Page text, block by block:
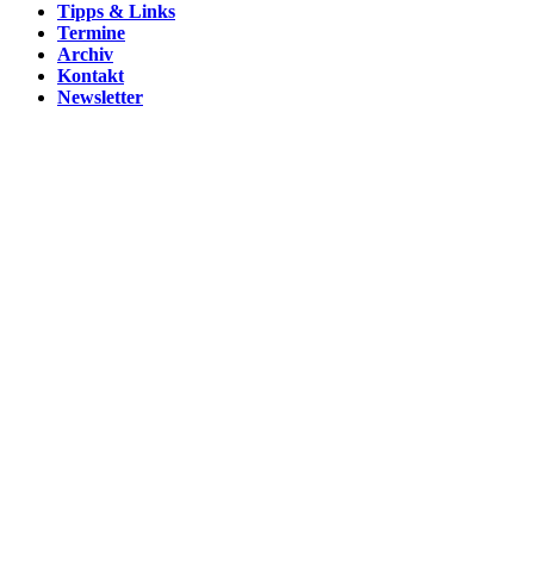
Tipps & Links
Termine
Archiv
Kontakt
Newsletter